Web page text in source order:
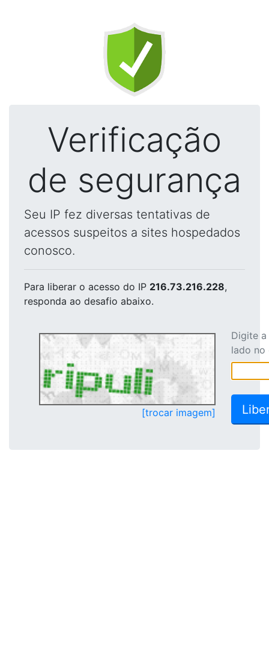
Verificação
de segurança
Seu IP fez diversas tentativas de
acessos suspeitos a sites hospedados
conosco.
Para liberar o acesso do IP 216.73.216.228,
responda ao desafio abaixo.
[trocar imagem]
Digite
lado no